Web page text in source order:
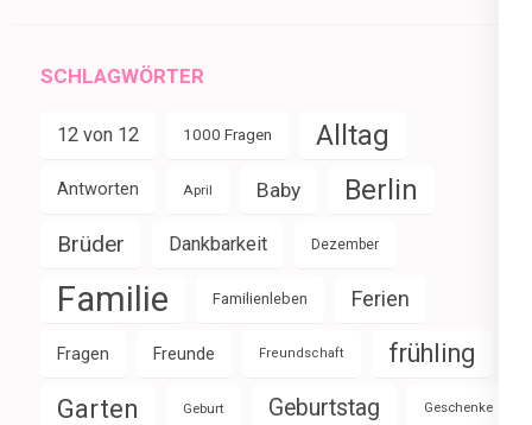
SCHLAGWÖRTER
12 von 12 1000 Fragen Alltag
Antworten April Baby Berlin
Brüder Dankbarkeit Dezember
Familie Familienleben Ferien
Fragen Freunde Freundschaft frühling
Garten Geburt Geburtstag Geschenke